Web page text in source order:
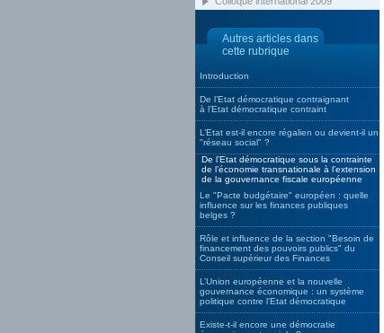
Autres articles dans
cette rubrique
Introduction
De l’Etat démocratique contraignant
à l’Etat démocratique contraint
L’Etat est-il encore régalien ou devient-il un
"réseau social" ?
De l’Etat démocratique sous la contrainte
de l’économie transnationale à l’extension
de la gouvernance fiscale européenne
Le "Pacte budgétaire" européen : quelle
influence sur les finances publiques
belges ?
Rôle et influence de la section "Besoin de
financement des pouvoirs publics" du
Conseil supérieur des Finances
L’Union européenne et la nouvelle
gouvernance économique : un système
politique contre l’Etat démocratique
Existe-t-il encore une démocratie